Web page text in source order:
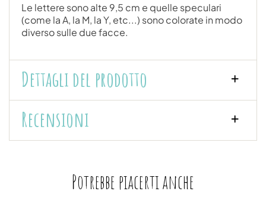
Le lettere sono alte 9,5 cm e quelle speculari
(come la A, la M, la Y, etc...) sono colorate in modo
diverso sulle due facce.
Dettagli del prodotto
Recensioni
Potrebbe piacerti anche